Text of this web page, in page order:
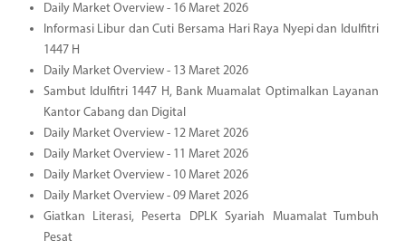
Daily Market Overview - 16 Maret 2026
Informasi Libur dan Cuti Bersama Hari Raya Nyepi dan Idulfitri
1447 H
Daily Market Overview - 13 Maret 2026
Sambut Idulfitri 1447 H, Bank Muamalat Optimalkan Layanan
Kantor Cabang dan Digital
Daily Market Overview - 12 Maret 2026
Daily Market Overview - 11 Maret 2026
Daily Market Overview - 10 Maret 2026
Daily Market Overview - 09 Maret 2026
Giatkan Literasi, Peserta DPLK Syariah Muamalat Tumbuh
Pesat